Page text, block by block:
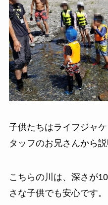
子供たちはライフジャ
タッフのお兄さんから説
こちらの川は、深さが
さな子供でも安心です。